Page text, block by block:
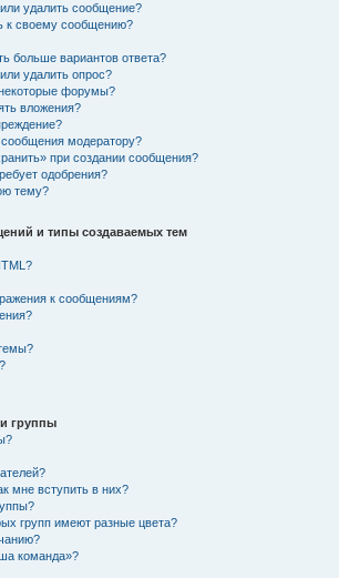
удалить сообщение?
к своему сообщению?
больше вариантов ответа?
удалить опрос?
форумы?
вложения?
модератору?
при создании сообщения?
одобрения?
тему?
и типы создаваемых тем
к сообщениям?
группы
мне вступить в них?
групп имеют разные цвета?
команда»?